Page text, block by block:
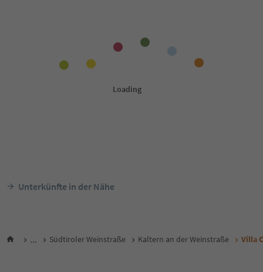
Unterkünfte in der Nähe
... Südtiroler Weinstraße Kaltern an der Weinstraße Villa